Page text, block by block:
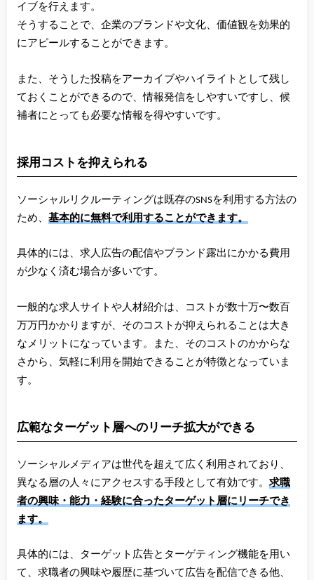
イブを行えます。
そうすることで、企業のブランドや文化、価値観を効果的
にアピールすることができます。
また、そうした投稿をアーカイブやハイライトとして残し
ておくことができるので、情報発信をしやすいですし、候
補者にとっても必要な情報を得やすいです。
採用コストを抑えられる
ソーシャルリクルーティングは既存のSNSを利用する方法の
ため、 基本的に無料で利用することができます。
具体的には、求人広告の配信やブランド露出にかかる費用
が少なく済む場合が多いです。
一般的な求人サイトや人材紹介は、コストが数十万〜数百
万万円かかりますが、そのコストが抑えられることは大き
なメリットになっています。また、そのコストのかからな
さから、気軽に利用を開始できることが特徴となっていま
す。
広範なターゲット層へのリーチ拡大ができる
ソーシャルメディアは世代を超えて広く利用されており、
異なる層の人々にアクセスする手段として有効です。 求職
者の興味・能力・経験に合ったターゲット層にリーチでき
ます。
具体的には、ターゲット広告とターゲティング機能を用い
て、求職者の興味や履歴に基づいて広告を配信できる他、